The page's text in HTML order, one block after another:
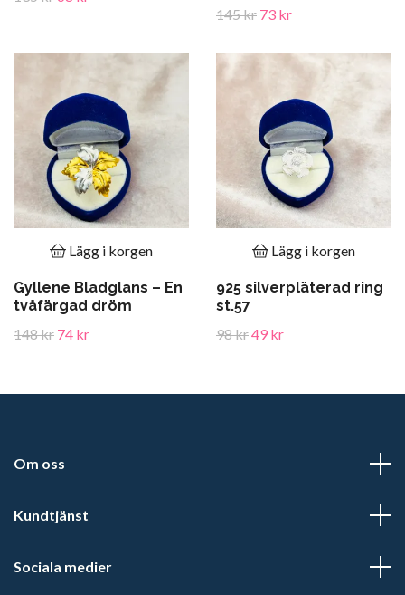
145 kr 73 kr
Lägg i korgen
Gyllene Bladglans – En
tvåfärgad dröm
148 kr 74 kr
Lägg i korgen
925 silverpläterad ring
st.57
98 kr49 kr
Om oss
Kundtjänst
Sociala medier